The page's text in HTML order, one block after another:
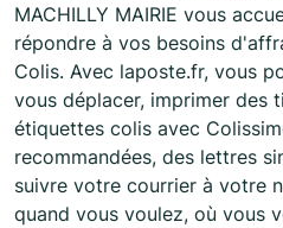
MACHILLY MAIRIE vous
répondre à vos besoins
Colis. Avec laposte.fr, vous
vous déplacer, imprimer des
étiquettes colis avec
recommandées, des lettres
suivre votre courrier à votre
quand vous voulez, où vous